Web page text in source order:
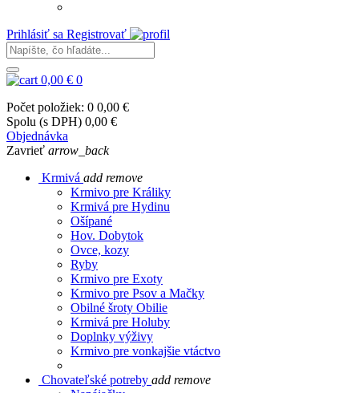
Prihlásiť sa Registrovať
0,00 € 0
Počet položiek: 0 0,00 €
Spolu (s DPH) 0,00 €
Objednávka
Zavrieť arrow_back
Krmivá add remove
Krmivo pre Králiky
Krmivá pre Hydinu
Ošípané
Hov. Dobytok
Ovce, kozy
Ryby
Krmivo pre Exoty
Krmivo pre Psov a Mačky
Obilné šroty Obilie
Krmivá pre Holuby
Doplnky výživy
Krmivo pre vonkajšie vtáctvo
Chovateľské potreby add remove